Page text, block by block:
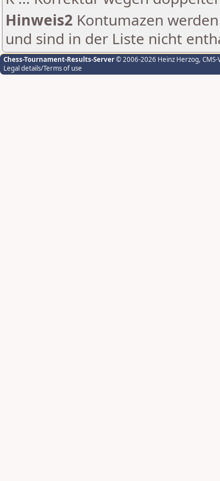
Hinweis2 Kontumazen
und sind in der Liste nicht
Chess-Tournament-Results-Server© 2006-2026 Heinz Herzog,
Legal details/Terms of use